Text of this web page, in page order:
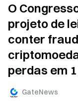
O
projeto de
conter
perdas em
GateNews